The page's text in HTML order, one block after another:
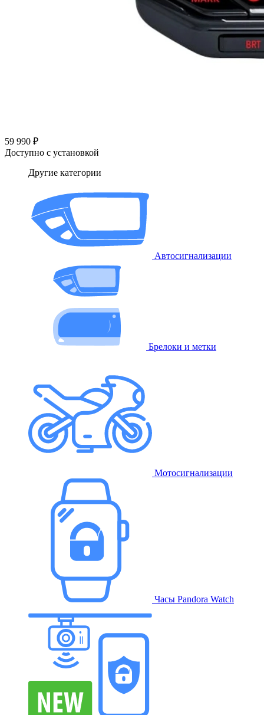
59 990 ₽
Доступно с установкой
Другие категории
Автосигнализации
Брелоки и метки
Мотосигнализации
Часы Pandora Watch